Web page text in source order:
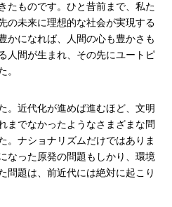
たものです。ひと昔前まで、私た
の未来に理想的な社会が実現する
かになれば、人間の心も豊かさも
人間が生まれ、その先にユートピ
。
。近代化が進めば進むほど、文明
までなかったようなさまざまな問
。ナショナリズムだけではありま
なった原発の問題もしかり、環境
問題は、前近代には絶対に起こり